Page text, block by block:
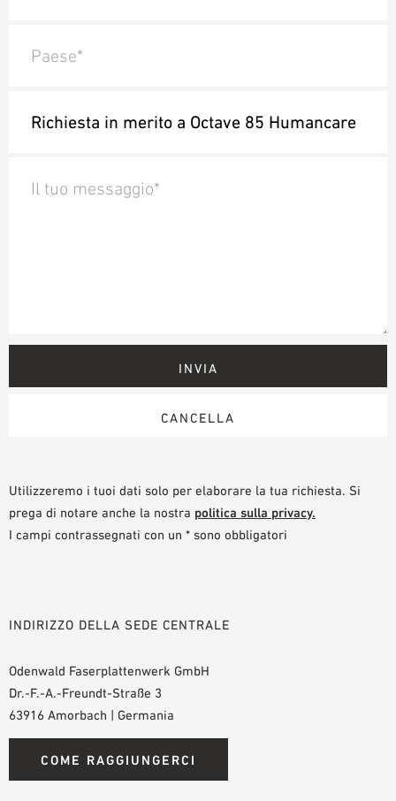
Paese*
Il tuo messaggio*
Utilizzeremo i tuoi dati solo per elaborare la tua richiesta. Si
prega di notare anche la nostra politica sulla privacy.
I campi contrassegnati con un * sono obbligatori
INDIRIZZO DELLA SEDE CENTRALE
Odenwald Faserplattenwerk GmbH
Dr.-F.-A.-Freundt-Straße 3
63916 Amorbach | Germania
COME RAGGIUNGERCI